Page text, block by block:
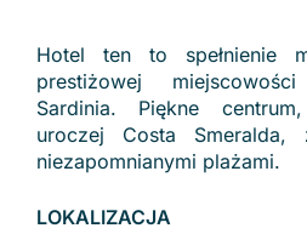
Hotel ten to spełnienie
prestiżowej
Sardinia. Piękne
uroczej Costa
niezapomnianymi plażami.
LOKALIZACJA